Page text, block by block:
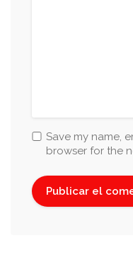
Save my name,
browser for the